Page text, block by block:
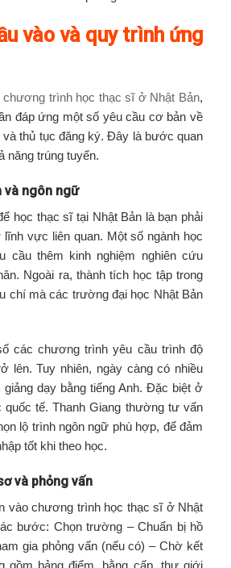
vào và quy trình ứng
chương trình học thạc sĩ ở Nhật Bản,
đáp ứng một số yêu cầu cơ bản về
và thủ tục đăng ký. Đây là bước quan
năng trúng tuyển.
và ngôn ngữ
học thạc sĩ tại Nhật Bản là bạn phải
vực liên quan. Một số ngành học
cầu thêm kinh nghiệm nghiên cứu
Ngoài ra, thành tích học tập trong
chí mà các trường đại học Nhật Bản
các chương trình yêu cầu trình độ
lên. Tuy nhiên, ngày càng có nhiều
dạy bằng tiếng Anh. Đặc biệt ở
tế. Thanh Giang thường tư vấn
lộ trình ngôn ngữ phù hợp, để đảm
tốt khi theo học.
và phỏng vấn
vào chương trình học thạc sĩ ở Nhật
bước: Chọn trường – Chuẩn bị hồ
gia phỏng vấn (nếu có) – Chờ kết